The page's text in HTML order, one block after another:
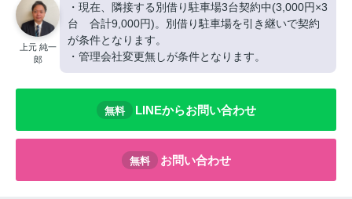
上元 純一
郎
・現在、隣接する別借り駐車場3台契約中(3,000円×3
台 合計9,000円)。別借り駐車場を引き継いで契約
が条件となります。
・管理会社変更無しが条件となります。
無料 LINEからお問い合わせ
無料 お問い合わせ